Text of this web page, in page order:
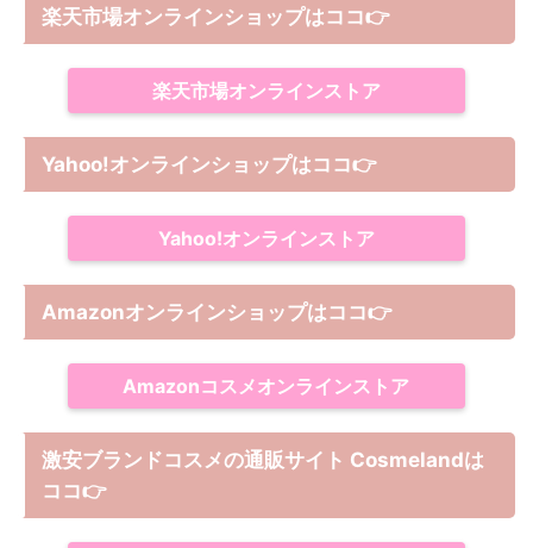
楽天市場オンラインショップはココ👉
楽天市場オンラインストア
Yahoo!オンラインショップはココ👉
Yahoo!オンラインストア
Amazonオンラインショップはココ👉
Amazonコスメオンラインストア
激安ブランドコスメの通販サイト Cosmelandは
ココ👉